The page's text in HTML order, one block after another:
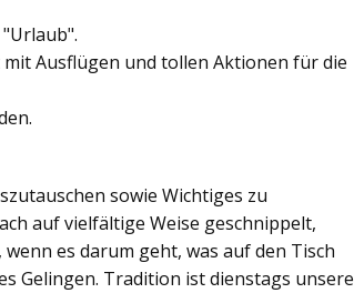
Ausflügen und tollen Aktionen für die
sowie Wichtiges zu
auf vielfältige Weise geschnippelt,
es darum geht, was auf den Tisch
Gelingen. Tradition ist dienstags unsere